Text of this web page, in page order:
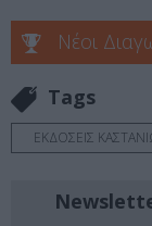
Νέοι
Tags
ΕΚΔΟΣΕΙΣ